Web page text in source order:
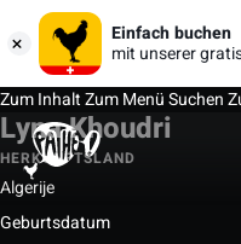
Einfach buchen
mit unserer
Zum InhaltZum MenüSuchen
Lyna Khoudri
HERKUNFTSLAND
Algerije
Geburtsdatum